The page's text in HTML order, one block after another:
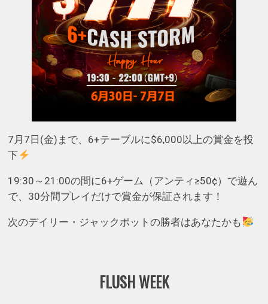
7月7日(金)まで、6+テーブルに$6,000以上の賞金を投
下
19:30～21:00の間に6+ゲーム（アンティ≥50¢）で遊ん
で、30分間プレイだけで賞金が保証されます！
次のデイリー・ジャックポットの勝者はあなたかも
FLUSH WEEK